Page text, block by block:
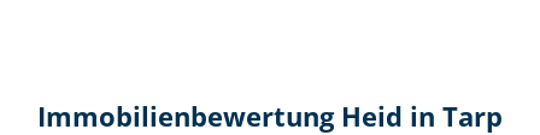
Immobilien­bewertung Heid in Tarp